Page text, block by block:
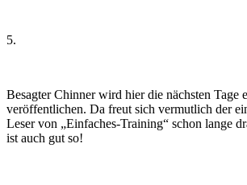
5.
Besagter Chinner wird hier die nächsten Tage
veröffentlichen. Da freut sich vermutlich der
Leser von „Einfaches-Training“ schon lange
ist auch gut so!